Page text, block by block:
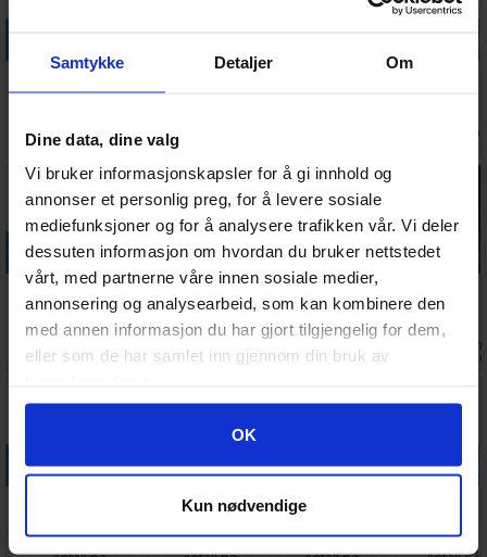
Samtykke Detaljer Om
Dine data, dine valg
Vi bruker informasjonskapsler for å gi innhold og
annonser et personlig preg, for å levere sosiale
mediefunksjoner og for å analysere trafikken vår. Vi deler
dessuten informasjon om hvordan du bruker nettstedet
vårt, med partnerne våre innen sosiale medier,
annonsering og analysearbeid, som kan kombinere den
med annen informasjon du har gjort tilgjengelig for dem,
eller som de har samlet inn gjennom din bruk av
Googles retningslinjer for personvern
OK
Kun nødvendige
First to Worst
Partyspill
429,- Ventes inn
24.08.2026
Ukorrekt 3
328,-
Legg i
Antall på
Legg i handlekurven
Det burde
man jo vite
Kortspill
138,- lager:2
Legg i handlekurven
Disturbed
Friends
Kortspill
363,- Ventes inn
28.08.2026
Legg i handlekurven
Bezzerwizzer
Norske Hits
69,- Antall på
lager: 20+
Legg i
Murder in
Hong Kong
488,- Ventes inn
30.09.2026
Legg i handlekurvenLegg i handlekurven
Partners+ 6
Legg i handlekurven
Throw Throw
Legg i